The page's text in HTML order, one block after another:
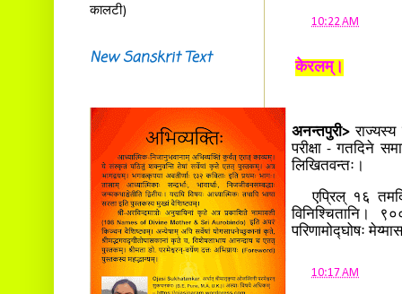
10:22 AM
केरलम्।
अनन्तपुरी>राज्यस्य
परीक्षा - गतदिने
लिखितवन्तः।
एप्रिल् १६
विनिश्चितानि।
परिणामोद्घोषः
10:17 AM
कालटी)
New Sanskrit Text